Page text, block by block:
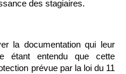
des stagiaires.
la documentation qui leur
étant entendu que cette
prévue par la loi du 11